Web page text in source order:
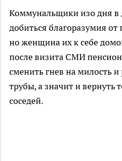
Коммунальщики изо дня в
добиться благоразумия
но женщина их к себе
после визита СМИ
сменить гнев на милость
трубы, а значит и вернуть
соседей.